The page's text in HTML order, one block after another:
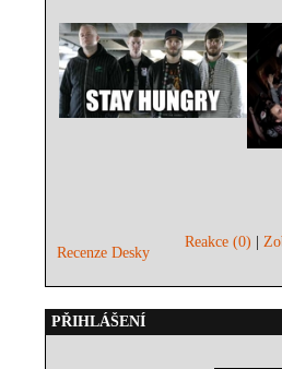
Recenze Desky
Reakce (0) |
PŘIHLÁŠENÍ